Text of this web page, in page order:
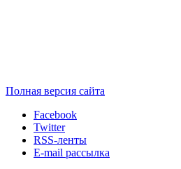
Полная версия сайта
Facebook
Twitter
RSS-ленты
E-mail рассылка